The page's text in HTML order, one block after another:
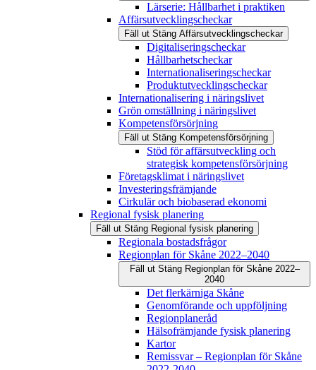
Lärserie: Hållbarhet i praktiken
Affärsutvecklingscheckar
Fäll ut Stäng Affärsutvecklingscheckar
Digitaliseringscheckar
Hållbarhetscheckar
Internationaliseringscheckar
Produktutvecklingscheckar
Internationalisering i näringslivet
Grön omställning i näringslivet
Kompetensförsörjning
Fäll ut Stäng Kompetensförsörjning
Stöd för affärsutveckling och
strategisk kompetensförsörjning
Företagsklimat i näringslivet
Investeringsfrämjande
Cirkulär och biobaserad ekonomi
Regional fysisk planering
Fäll ut Stäng Regional fysisk planering
Regionala bostadsfrågor
Regionplan för Skåne 2022–2040
Fäll ut Stäng Regionplan för Skåne 2022–
2040
Det flerkärniga Skåne
Genomförande och uppföljning
Regionplaneråd
Hälsofrämjande fysisk planering
Kartor
Remissvar – Regionplan för Skåne